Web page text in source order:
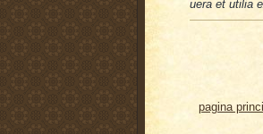
uera et utilia
pagina